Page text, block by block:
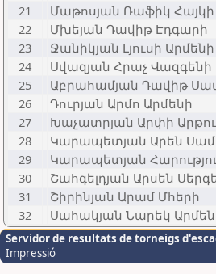
21
Մաթոսյան Ռաֆիկ Հայկի
22
Մխեյան Դավիթ Էդգարի
23
Ջանիկյան Լյուսի Արմենի
24
Սվազյան Հրաչ Վազգենի
25
Աբրահամյան Դավիթ
26
Դուրյան Արմո Արմենի
27
Խաչատրյան Արփի
28
Կարապետյան Արեն
29
Կարապետյան
30
Շահգելդյան Արսեն
31
Շիրինյան Արամ Մհերի
32
Սահակյան Նարեկ
Servidor de resultats de torneigs
Impressió